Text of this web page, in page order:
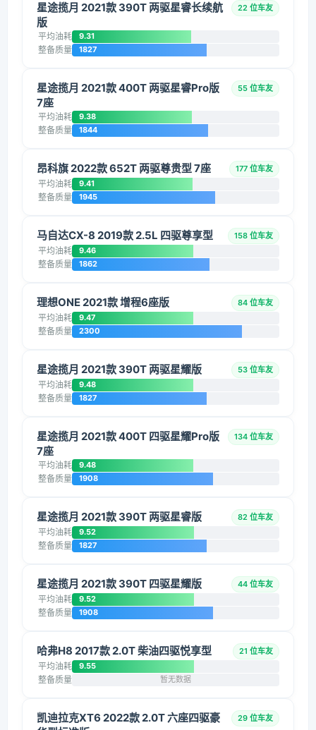
星途揽月 2021款 390T 两驱星睿长续航
版
22 位车友
平均油耗 9.31
整备质量 1827
星途揽月 2021款 400T 两驱星睿Pro版
7座
55 位车友
平均油耗 9.38
整备质量 1844
昂科旗 2022款 652T 两驱尊贵型 7座 177 位车友
平均油耗 9.41
整备质量 1945
马自达CX-8 2019款 2.5L 四驱尊享型 158 位车友
平均油耗 9.46
整备质量 1862
理想ONE 2021款 增程6座版 84 位车友
平均油耗 9.47
整备质量 2300
星途揽月 2021款 390T 两驱星耀版 53 位车友
平均油耗 9.48
整备质量 1827
星途揽月 2021款 400T 四驱星耀Pro版
7座
134 位车友
平均油耗 9.48
整备质量 1908
星途揽月 2021款 390T 两驱星睿版 82 位车友
平均油耗 9.52
整备质量 1827
星途揽月 2021款 390T 四驱星耀版 44 位车友
平均油耗 9.52
整备质量 1908
哈弗H8 2017款 2.0T 柴油四驱悦享型 21 位车友
平均油耗 9.55
整备质量 暂无数据
凯迪拉克XT6 2022款 2.0T 六座四驱豪
29 位车友